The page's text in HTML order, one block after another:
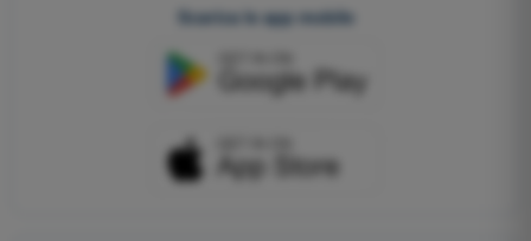
Scarica le app mobile